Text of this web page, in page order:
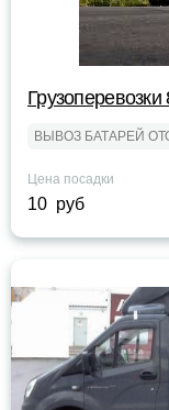
ВЫВОЗ БАТАРЕЙ
Цена посадки
10 руб